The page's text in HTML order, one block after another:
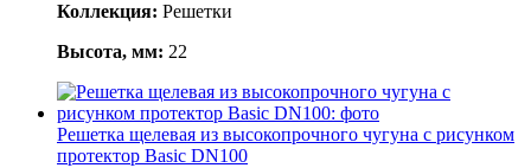
Коллекция: Решетки
Высота, мм: 22
Решетка щелевая из высокопрочного чугуна с рисунком
протектор Basic DN100